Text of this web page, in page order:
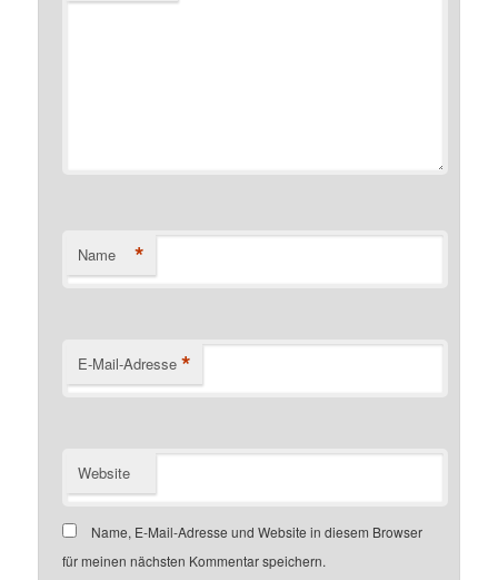
Name *
E-Mail-Adresse *
Website
Name, E-Mail-Adresse und Website in diesem Browser
für meinen nächsten Kommentar speichern.